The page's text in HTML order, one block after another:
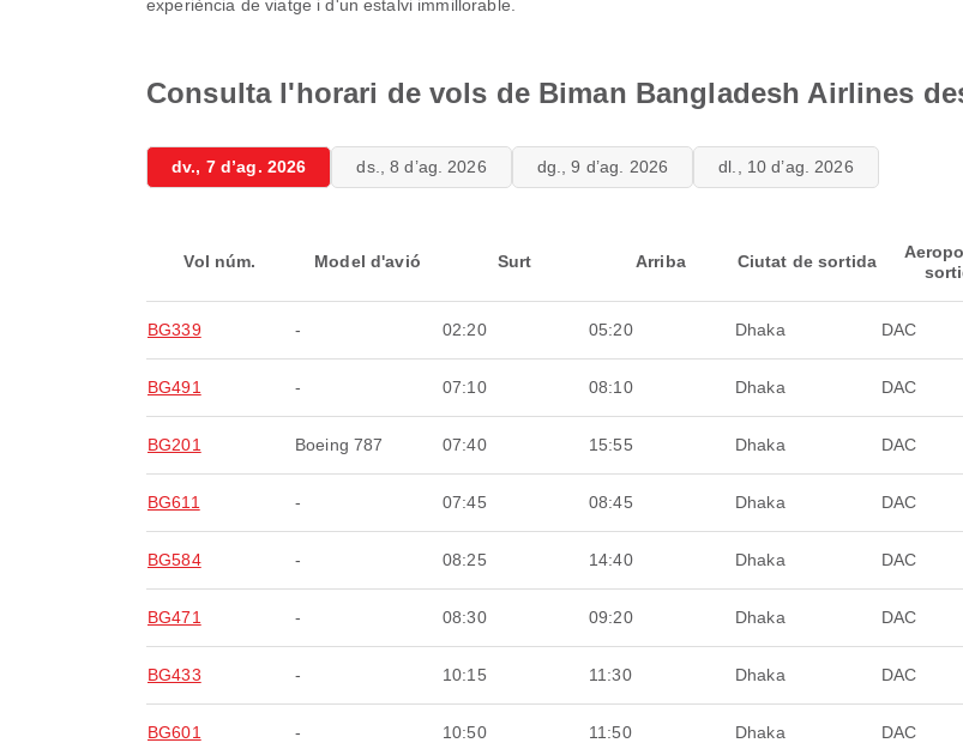
experiència de viatge i d'un estalvi immillorable.
Consulta l'horari de vols de Biman Bangladesh Airlines
dv., 7 d’ag. 2026 ds., 8 d’ag. 2026 dg., 9 d’ag. 2026 dl., 10 d’ag. 2026
Vol núm. Model d'avió Surt Arriba Ciutat de sortida
BG339 - 02:20 05:20 Dhaka DAC
BG491 - 07:10 08:10 Dhaka DAC
BG201 Boeing 787 07:40 15:55 Dhaka DAC
BG611 - 07:45 08:45 Dhaka DAC
BG584 - 08:25 14:40 Dhaka DAC
BG471 - 08:30 09:20 Dhaka DAC
BG433 - 10:15 11:30 Dhaka DAC
BG601 - 10:50 11:50 Dhaka DAC